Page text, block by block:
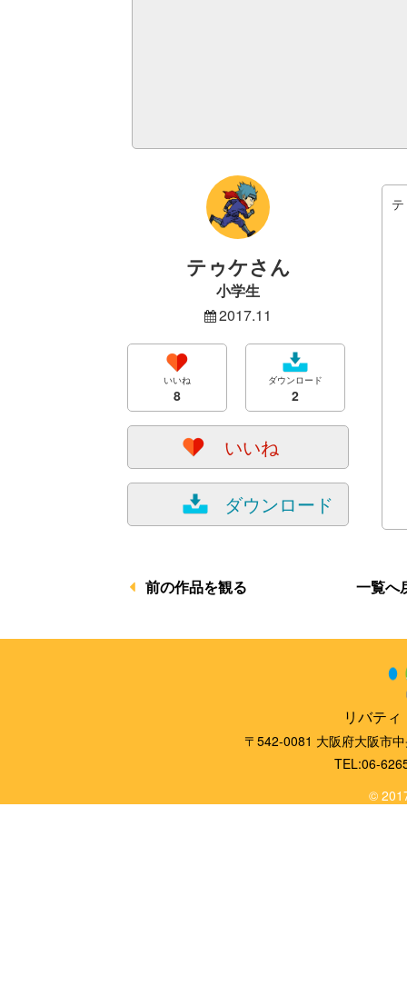
テゥケさん
小学生
2017.11
いいね
8
ダウンロード
2
いいね
ダウンロード
前の作品を観る 一覧へ
リバテ
〒542-0081 大阪府大阪市
TEL:06-
©